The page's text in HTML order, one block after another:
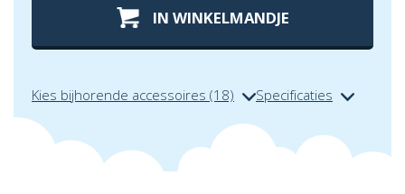
IN WINKELMANDJE
Kies bijhorende accessoires (18) Specificaties